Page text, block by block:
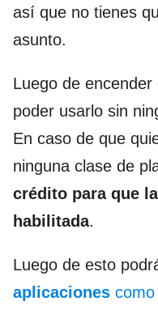
así que no tienes
asunto.
Luego de
poder usarlo sin
En caso de que
ninguna clase de
crédito para que
habilitada.
Luego de esto
aplicaciones